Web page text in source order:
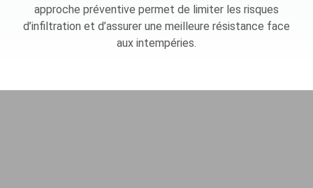
approche préventive permet de limiter les risques
d’infiltration et d’assurer une meilleure résistance face
aux intempéries.